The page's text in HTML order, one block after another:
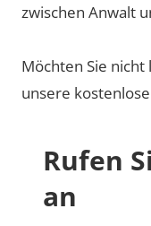
zwischen Anwalt
Möchten Sie nicht
unsere
Rufen
an